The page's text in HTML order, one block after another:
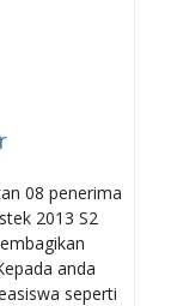
08 penerima
2013 S2
anda
seperti